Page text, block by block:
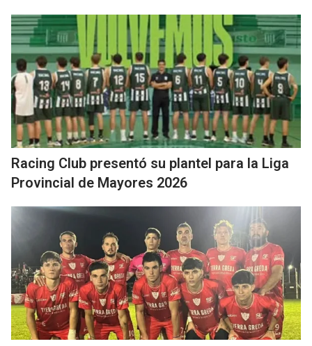
Racing Club presentó su plantel para la Liga
Provincial de Mayores 2026